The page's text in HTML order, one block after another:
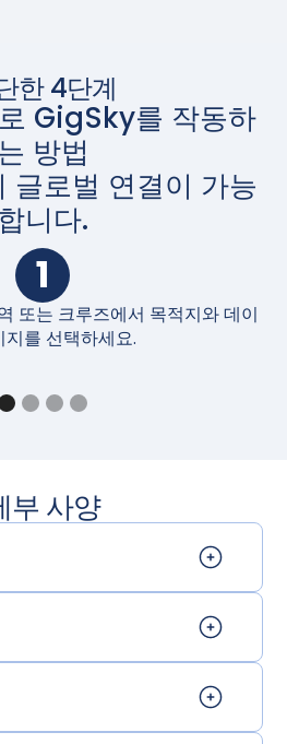
한 4단계
GigSky를 작동하
는 방법
글로벌 연결이 가능
합니다.
1
또는 크루즈에서 목적지와 데이
지를 선택하세요.
부 사양